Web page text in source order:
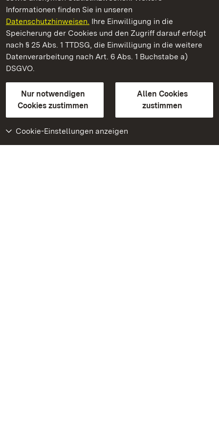
Informationen finden Sie in unseren
Datenschutzhinweisen. Ihre Einwilligung in die
Speicherung der Cookies und den Zugriff darauf erfolgt
nach § 25 Abs. 1 TTDSG, die Einwilligung in die weitere
Datenverarbeitung nach Art. 6 Abs. 1 Buchstabe a)
DSGVO.
Nur notwendigen
Cookies zustimmen
Allen Cookies
zustimmen
Cookie-Einstellungen anzeigen
Staatliche Schlösser und Gärten Baden‑Württemberg
Staatliche Schlösser und Gärten Baden-Württemberg
Kontakt
GebärdenspracheLeichte Sprache
Erklärung zur Barrierefreiheit
BITV-konform (geprüfte Seiten)
Weiteres